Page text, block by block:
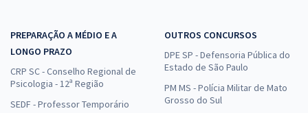
PREPARAÇÃO A MÉDIO E A
LONGO PRAZO
CRP SC - Conselho Regional de
Psicologia - 12ª Região
SEDF - Professor Temporário
OUTROS CONCURSOS
DPE SP - Defensoria Pública do
Estado de São Paulo
PM MS - Polícia Militar de Mato
Grosso do Sul